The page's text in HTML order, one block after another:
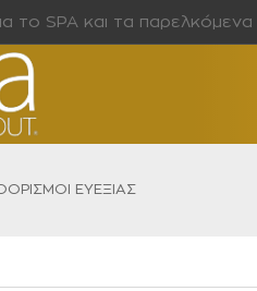
το SPA και τα παρελκόμενα
ΕΥΕΞΙΑΣ